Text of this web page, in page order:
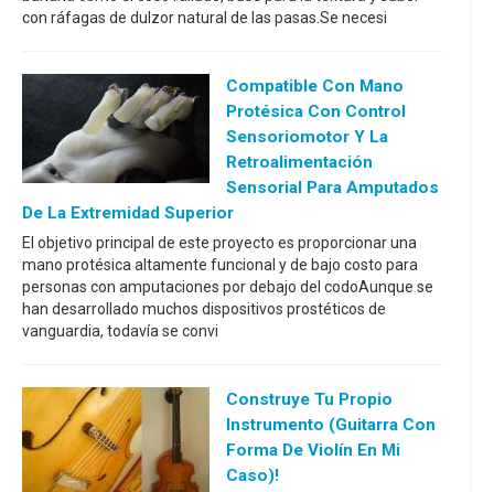
con ráfagas de dulzor natural de las pasas.Se necesi
Compatible Con Mano
Protésica Con Control
Sensoriomotor Y La
Retroalimentación
Sensorial Para Amputados
De La Extremidad Superior
El objetivo principal de este proyecto es proporcionar una
mano protésica altamente funcional y de bajo costo para
personas con amputaciones por debajo del codoAunque se
han desarrollado muchos dispositivos prostéticos de
vanguardia, todavía se convi
Construye Tu Propio
Instrumento (guitarra Con
Forma De Violín En Mi
Caso)!